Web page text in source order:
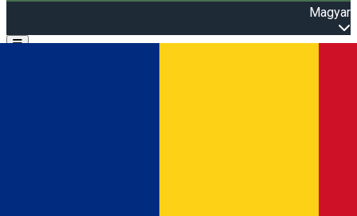
Magyar
Open main menu